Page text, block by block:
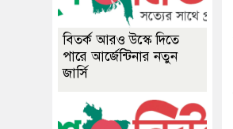
বিতর্ক আরও উস্কে দিতে
পারে আর্জেন্টিনার নতুন
জার্সি